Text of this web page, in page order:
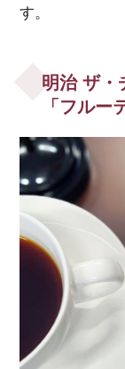
す。
明治 ザ・
「フルー